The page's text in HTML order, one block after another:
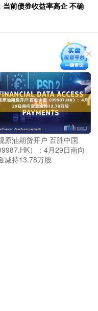
前债券收益率高企 不确
原油期货开户 百胜中国
）：4月29日南向
减持13.78万股